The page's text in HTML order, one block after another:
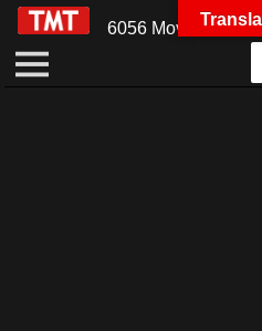
6056 Movies